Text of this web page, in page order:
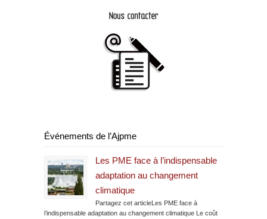
Événements de l’Ajpme
Les PME face à l’indispensable
adaptation au changement
climatique
Partagez cet articleLes PME face à
l’indispensable adaptation au changement climatique Le coût